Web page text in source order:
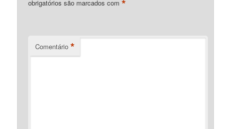
obrigatórios são marcados com*
Comentário *